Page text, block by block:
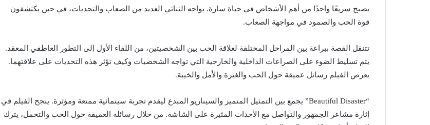
يصبح سريعًا واحدًا من أهم الأشخاص في حياة سارة. يواجه الثنائي العديد من الصعاب والتحديات، في حين يكتشفون
قوة الحب والصمود في مواجهة الصعاب.
تتنقل القصة ببراعة بين المراحل المختلفة لعلاقة الحب بين الشخصيتين، من اللقاء الأول إلى التطور العاطفي المعقد.
يتم تسليط الضوء على الصراعات الداخلية والخارجية التي تواجه الشخصيات وكيف تؤثر هذه التحديات على علاقتهما.
يعرض الفيلم رسائل عميقة حول الحب والغيرة والأمل والخيبة.
“Beautiful Disaster” يجمع بين التمثيل المتميز والسيناريو المبدع ليقدم تجربة سينمائية ممتعة ومؤثرة. ينجح الفيلم في
إثارة مشاعر الجمهور والتواصل مع الأحداث المثيرة على الشاشة. من خلال رسائله العميقة حول الحب والتحمل، يترك